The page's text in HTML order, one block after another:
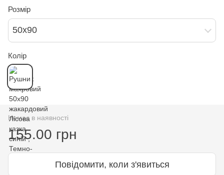
Розмір
50х90
Колір
Немає в наявності
155.00 грн
Повідомити, коли з'явиться